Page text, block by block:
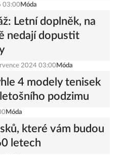
03:00 Móda
Letní doplněk, na
nedají dopustit
2024 03:00 Móda
4 modely tenisek
podzimu
Móda
které vám budou
letech